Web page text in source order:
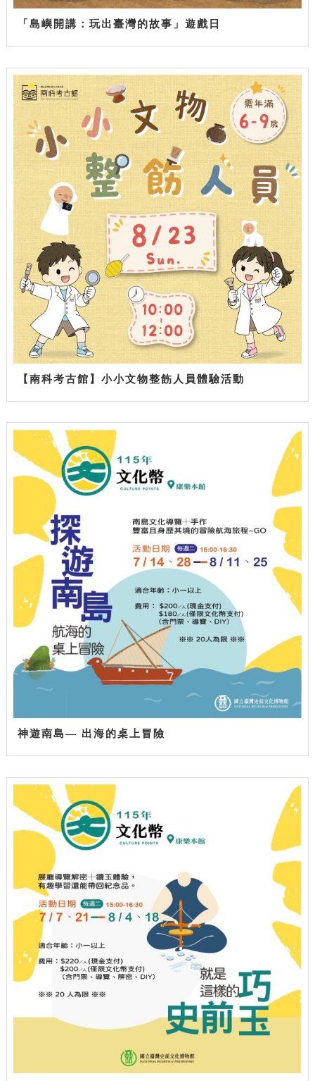
「島嶼開講：玩出臺灣的故事」遊戲日
【南科考古館】小小文物整飭人員體驗活動
神遊南島— 出海的桌上冒險